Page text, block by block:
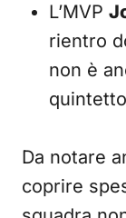
L’MVP
rientro
non è
Da notare
coprire